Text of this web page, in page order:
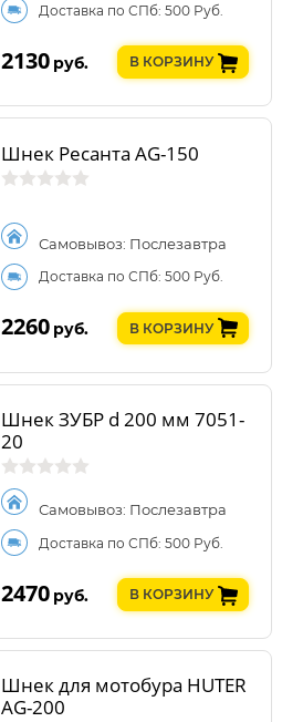
Доставка по СПб: 500 Руб.
2130 руб. В КОРЗИНУ
Шнек Ресанта AG-150
Самовывоз: Послезавтра
Доставка по СПб: 500 Руб.
2260 руб. В КОРЗИНУ
Шнек ЗУБР d 200 мм 7051-
20
Самовывоз: Послезавтра
Доставка по СПб: 500 Руб.
2470 руб. В КОРЗИНУ
Шнек для мотобура HUTER
AG-200